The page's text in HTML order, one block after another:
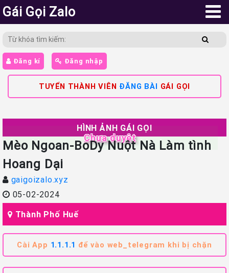
Gái Gọi Zalo
Đăng kí Đăng nhập
TUYỂN THÀNH VIÊN ĐĂNG BÀI GÁI GỌI
HÌNH ẢNH GÁI GỌI
Chưa duyệt
Mèo Ngoan-BoDy Nuột Nà Làm tình
Hoang Dại
gaigoizalo.xyz
05-02-2024
Thành Phố Huế
Cài App 1.1.1.1 để vào web_telegram khi bị chặn